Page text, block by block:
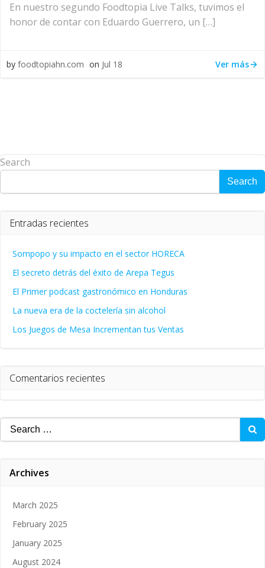
En nuestro segundo Foodtopia Live Talks, tuvimos el
honor de contar con Eduardo Guerrero, un […]
by foodtopiahn.com on Jul 18 Ver más
Search
Search
Entradas recientes
Sompopo y su impacto en el sector HORECA
El secreto detrás del éxito de Arepa Tegus
El Primer podcast gastronómico en Honduras
La nueva era de la coctelería sin alcohol
Los Juegos de Mesa Incrementan tus Ventas
Comentarios recientes
Search
for:
Archives
March 2025
February 2025
January 2025
August 2024